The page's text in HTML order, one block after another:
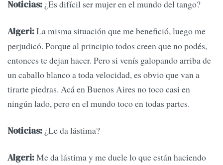
Noticias: ¿Es difícil ser mujer en el mundo del tango?
Algeri:La misma situación que me benefició, luego me
perjudicó. Porque al principio todos creen que no podés,
entonces te dejan hacer. Pero si venís galopando arriba de
un caballo blanco a toda velocidad, es obvio que van a
tirarte piedras. Acá en Buenos Aires no toco casi en
ningún lado, pero en el mundo toco en todas partes.
Noticias: ¿Le da lástima?
Algeri:Me da lástima y me duele lo que están haciendo